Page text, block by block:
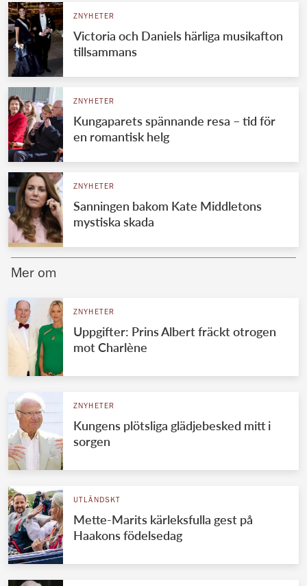
Danska kungahuset
Jordanska kungahuset
Luxemburgska storhertighuset
Japanska kejsarhuset
Thailändska kungahuset
Marockanska kungahuset
ZNYHETER
Victoria och Daniels härliga musikafton
tillsammans
ZNYHETER
Kungaparets spännande resa – tid för
en romantisk helg
ZNYHETER
Sanningen bakom Kate Middletons
mystiska skada
Mer om
ZNYHETER
Uppgifter: Prins Albert fräckt otrogen
mot Charlène
ZNYHETER
Kungens plötsliga glädjebesked mitt i
sorgen
UTLÄNDSKT
Mette-Marits kärleksfulla gest på
Haakons födelsedag